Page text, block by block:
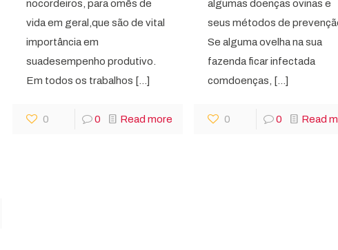
nocordeiros, para omês de
vida em geral,que são de vital
importância em
suadesempenho produtivo.
Em todos os trabalhos […]
0 0 Read more
algumas doenças ovinas e
seus métodos de
Se alguma ovelha na sua
fazenda ficar infectada
comdoenças,
[…]
0 0 Read